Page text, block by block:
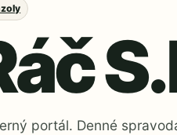
portál. Denné